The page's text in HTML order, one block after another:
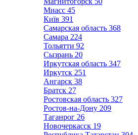
Миасс 45
Київ 391
Самарская область 368
Самара 224
Тольятти 92
Сызрань 20
Иркутская область 347
Иркутск 251
Ангарск 38
Братск 27
Ростовская область 327
Ростов-на-Дону 209
Таганрог 26
Новочеркасск 19